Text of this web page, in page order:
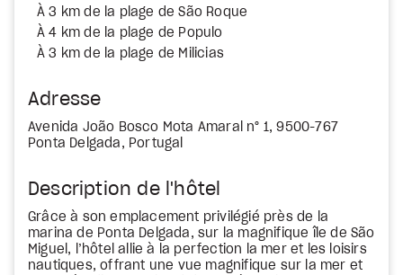
À 3 km de la plage de São Roque
À 4 km de la plage de Populo
À 3 km de la plage de Milicias
Adresse
Avenida João Bosco Mota Amaral n° 1, 9500-767
Ponta Delgada, Portugal
Description de l'hôtel
Grâce à son emplacement privilégié près de la
marina de Ponta Delgada, sur la magnifique île de São
Miguel, l’hôtel allie à la perfection la mer et les loisirs
nautiques, offrant une vue magnifique sur la mer et